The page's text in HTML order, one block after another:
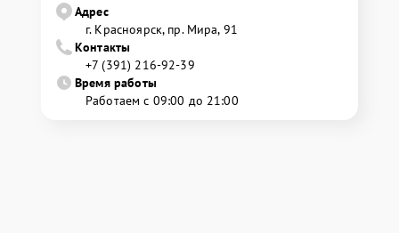
Адрес
г. Красноярск, ​пр. Мира, 91
Контакты
+7 (391) 216-92-39
Время работы
Работаем с 09:00 до 21:00